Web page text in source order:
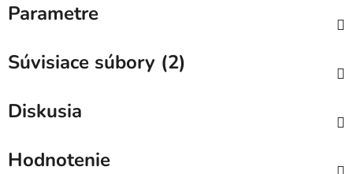
Parametre
Súvisiace súbory (2)
Diskusia
Hodnotenie